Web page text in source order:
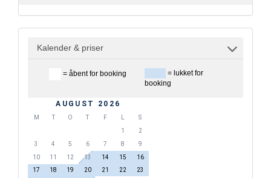
Kalender & priser
= åbent for booking
= lukket for
booking
AUGUST 2026
M T O T F
S
1
2
3
4 5 6 7 8
9
10
11 12 13 14 15
16
17
18 19 20 21 22
23